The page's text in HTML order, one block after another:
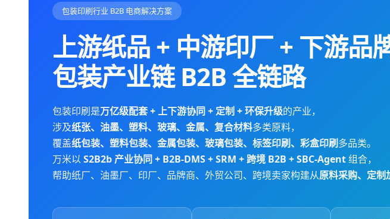
包装印刷行业 B2B 电商解决方案
上游纸品 + 中游印厂 + 下游品
包装产业链 B2B 全链路
包装印刷是万亿级配套 + 上下游协同 + 定制 + 环保升级的产业，
涉及纸张、油墨、塑料、玻璃、金属、复合材料多类原料，
覆盖纸包装、塑料包装、金属包装、玻璃包装、标签印刷、彩盒印刷多品类。
万米以 S2B2b 产业协同 + B2B-DMS + SRM + 跨境 B2B + SBC-Agent组合，
帮助纸厂、油墨厂、印厂、品牌商、外贸公司、跨境卖家构建从原料采购、定制